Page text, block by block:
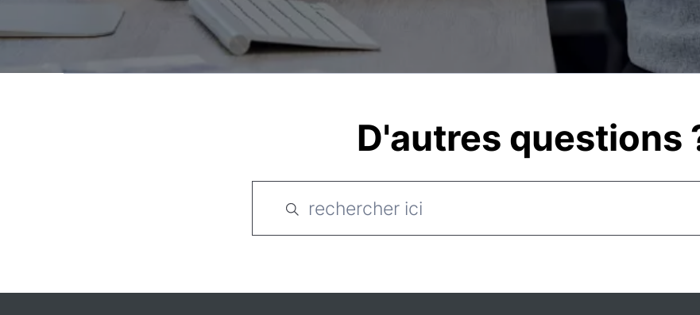
D'autres questions